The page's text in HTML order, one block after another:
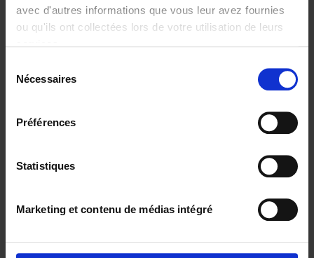
avec d'autres informations que vous leur avez fournies
ou qu'ils ont collectées lors de votre utilisation de leurs
Nécessaires
Préférences
Statistiques
Marketing et contenu de médias intégré